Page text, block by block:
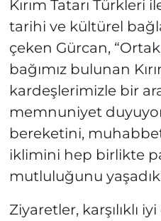
Kırım Tatarı Türkleri
tarihi ve kültürel
çeken Gürcan,
bağımız bulunan
kardeşlerimizle bir
memnuniyet
bereketini,
iklimini hep birlikte
mutluluğunu
Ziyaretler, karşılıklı